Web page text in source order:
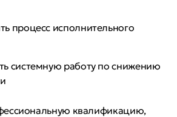
процесс исполнительного
системную работу по снижению
квалификацию,